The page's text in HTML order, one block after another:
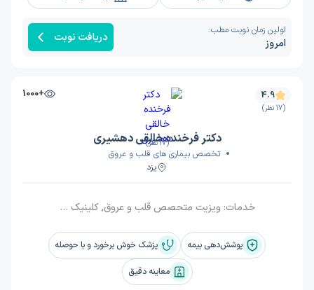
اولین زمان نوبت مطب:
امروز دریافت نوبت
(17 نظر)
+1000 4.9
(17 نظر)
دکتر فرخنده خالقی دهشیری
تخصص بیماری های قلب و عروق
یزد
خدمات: ویزیت متحصص قلب و عروق, کلینیک قلب و عروق, ویزیت, اکوکاردیوگرافی (اکوی قلب), تست ورزش (تردمیل), سکته قلبی, نصب هولتر قلب, تست عملکرد ریوی (PFT), نارسایی‌ قلبی, جراحی آنوریسم آیورت, دریچه آیورت, هیپرکلسترولمی, سی تی آنژیوگرافی, آنژیوگرافی پریفرال (محیطی), روماتیسم قلبی, آریتمی قلب, نوار قلبی, درد قفسه سینه (آنژین), تنگی دریچه آیورت, تصلب شرایین (آترواسکلروز), تپش قلب بالا (تاکی کاردی), آمبولی پا, آمبولی قلب
پوشش‌دهی بیمه پزشک خوش برخورد و با حوصله
معاینه دقیق